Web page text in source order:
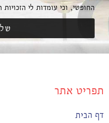
החופשי, וכי עומדות לי
תפריט אתר
דף הבית